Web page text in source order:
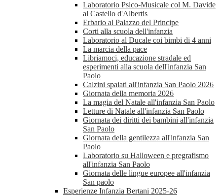
Laboratorio Psico-Musicale col M. Davide
al Castello d'Albertis
Erbario al Palazzo del Principe
Corti alla scuola dell'infanzia
Laboratorio al Ducale coi bimbi di 4 anni
La marcia della pace
Libriamoci, educazione stradale ed
esperimenti alla scuola dell'infanzia San
Paolo
Calzini spaiati all'infanzia San Paolo 2026
Giornata della memoria 2026
La magia del Natale all'infanzia San Paolo
Letture di Natale all'infanzia San Paolo
Giornata dei diritti dei bambini all'infanzia
San Paolo
Giornata della gentilezza all'infanzia San
Paolo
Laboratorio su Halloween e pregrafismo
all'infanzia San Paolo
Giornata delle lingue europee all'infanzia
San paolo
Esperienze Infanzia Bertani 2025-26